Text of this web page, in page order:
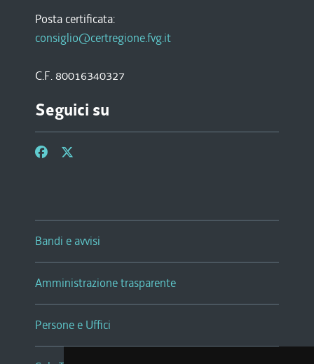
Posta certificata:
consiglio@certregione.fvg.it
C.F. 80016340327
Seguici su
Bandi e avvisi
Amministrazione trasparente
Persone e Uffici